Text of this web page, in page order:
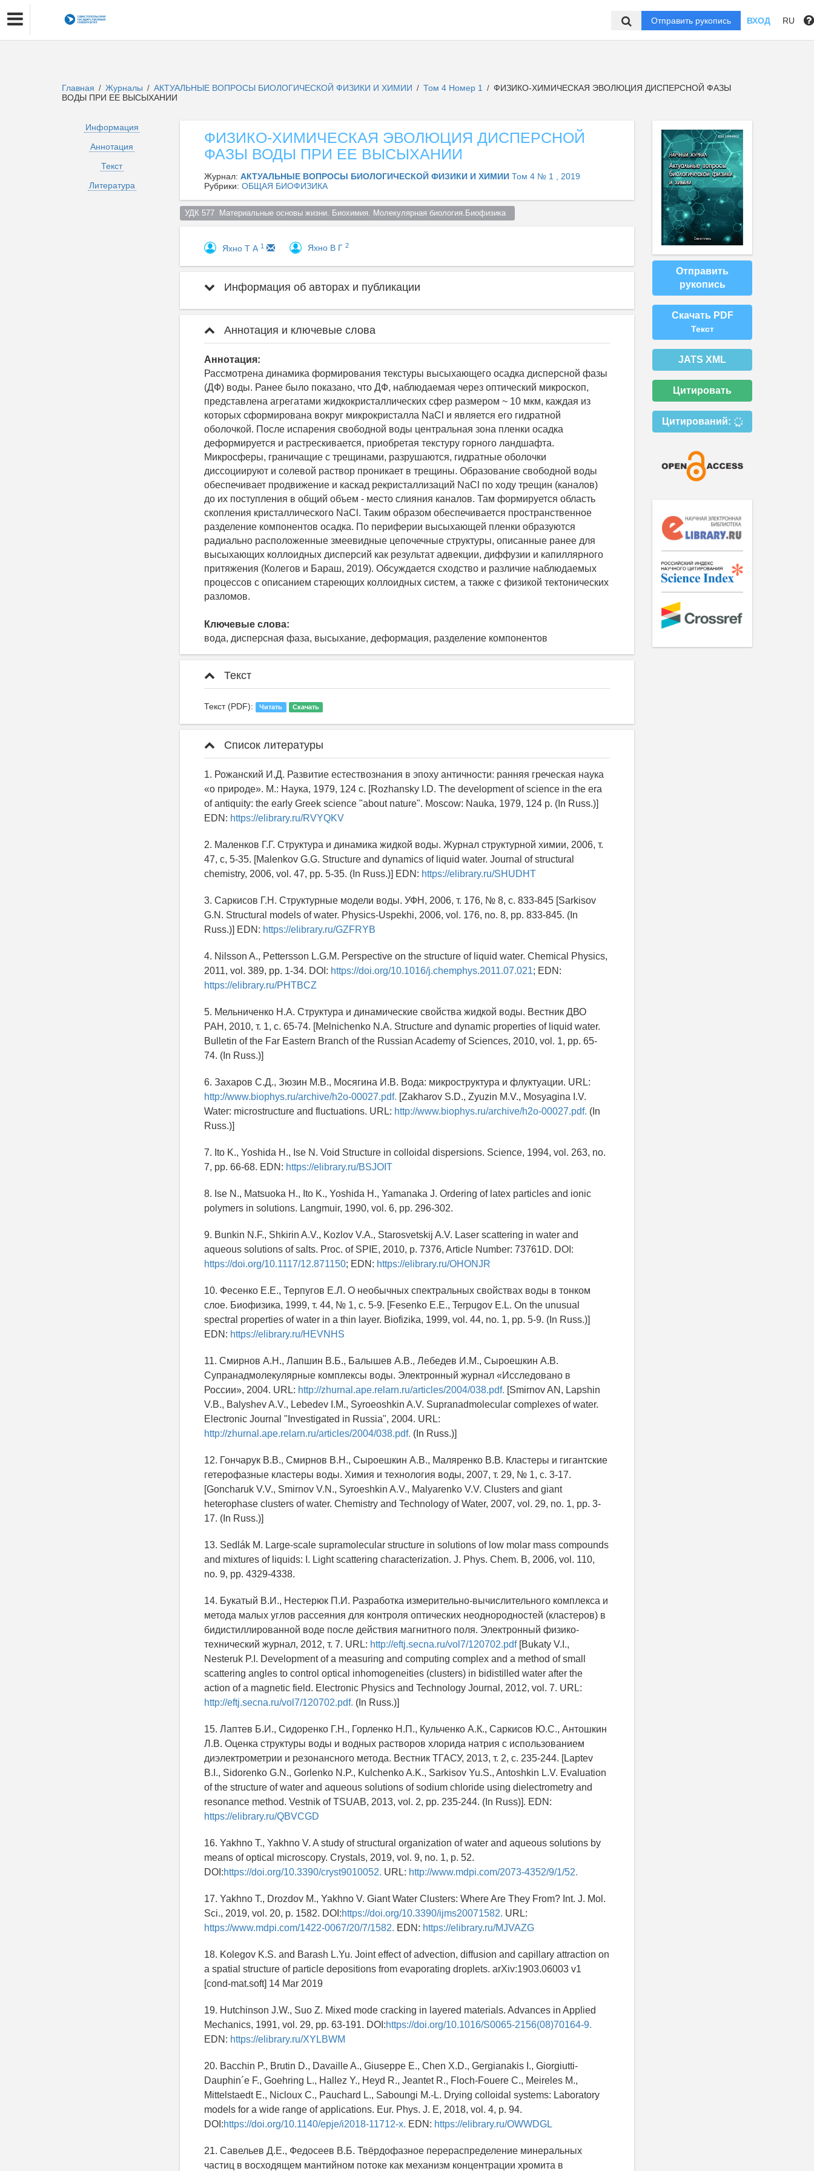
Отправить рукопись ВХОД RU
Главная / Журналы / АКТУАЛЬНЫЕ ВОПРОСЫ БИОЛОГИЧЕСКОЙ ФИЗИКИ И ХИМИИ / Том 4 Номер 1 / ФИЗИКО-ХИМИЧЕСКАЯ ЭВОЛЮЦИЯ ДИСПЕРСНОЙ ФАЗЫ
ВОДЫ ПРИ ЕЕ ВЫСЫХАНИИ
Информация
Аннотация
Текст
Литература
ФИЗИКО-ХИМИЧЕСКАЯ ЭВОЛЮЦИЯ ДИСПЕРСНОЙ
ФАЗЫ ВОДЫ ПРИ ЕЕ ВЫСЫХАНИИ
Журнал: АКТУАЛЬНЫЕ ВОПРОСЫ БИОЛОГИЧЕСКОЙ ФИЗИКИ И ХИМИИ Том 4 № 1 , 2019
Рубрики: ОБЩАЯ БИОФИЗИКА
УДК 577  Материальные основы жизни. Биохимия. Молекулярная биология.Биофизика
Яхно Т А 1 Яхно В Г 2
Информация об авторах и публикации
Аннотация и ключевые слова
Аннотация:
Рассмотрена динамика формирования текстуры высыхающего осадка дисперсной фазы
(ДФ) воды. Ранее было показано, что ДФ, наблюдаемая через оптический микроскоп,
представлена агрегатами жидкокристаллических сфер размером ~ 10 мкм, каждая из
которых сформирована вокруг микрокристалла NaCl и является его гидратной
оболочкой. После испарения свободной воды центральная зона пленки осадка
деформируется и растрескивается, приобретая текстуру горного ландшафта.
Микросферы, граничащие с трещинами, разрушаются, гидратные оболочки
диссоциируют и солевой раствор проникает в трещины. Образование свободной воды
обеспечивает продвижение и каскад рекристаллизаций NaCl по ходу трещин (каналов)
до их поступления в общий объем - место слияния каналов. Там формируется область
скопления кристаллического NaCl. Таким образом обеспечивается пространственное
разделение компонентов осадка. По периферии высыхающей пленки образуются
радиально расположенные змеевидные цепочечные структуры, описанные ранее для
высыхающих коллоидных дисперсий как результат адвекции, диффузии и капиллярного
притяжения (Колегов и Бараш, 2019). Обсуждается сходство и различие наблюдаемых
процессов с описанием стареющих коллоидных систем, а также с физикой тектонических
разломов.
Ключевые слова:
вода, дисперсная фаза, высыхание, деформация, разделение компонентов
Текст
Текст (PDF): Читать Скачать
Список литературы
1. Рожанский И.Д. Развитие естествознания в эпоху античности: ранняя греческая наука
«о природе». М.: Наука, 1979, 124 с. [Rozhansky I.D. The development of science in the era
of antiquity: the early Greek science "about nature". Moscow: Nauka, 1979, 124 p. (In Russ.)]
EDN: https://elibrary.ru/RVYQKV
2. Маленков Г.Г. Структура и динамика жидкой воды. Журнал структурной химии, 2006, т.
47, с, 5-35. [Malenkov G.G. Structure and dynamics of liquid water. Journal of structural
chemistry, 2006, vol. 47, pp. 5-35. (In Russ.)] EDN: https://elibrary.ru/SHUDHT
3. Саркисов Г.Н. Структурные модели воды. УФН, 2006, т. 176, № 8, с. 833-845 [Sarkisov
G.N. Structural models of water. Physics-Uspekhi, 2006, vol. 176, no. 8, pp. 833-845. (In
Russ.)] EDN: https://elibrary.ru/GZFRYB
4. Nilsson A., Pettersson L.G.M. Perspective on the structure of liquid water. Chemical Physics,
2011, vol. 389, pp. 1-34. DOI: https://doi.org/10.1016/j.chemphys.2011.07.021; EDN:
https://elibrary.ru/PHTBCZ
5. Мельниченко Н.А. Структура и динамические свойства жидкой воды. Вестник ДВО
РАН, 2010, т. 1, с. 65-74. [Melnichenko N.A. Structure and dynamic properties of liquid water.
Bulletin of the Far Eastern Branch of the Russian Academy of Sciences, 2010, vol. 1, pp. 65-
74. (In Russ.)]
6. Захаров С.Д., Зюзин М.В., Мосягина И.В. Вода: микроструктура и флуктуации. URL:
http://www.biophys.ru/archive/h2o-00027.pdf. [Zakharov S.D., Zyuzin M.V., Mosyagina I.V.
Water: microstructure and fluctuations. URL: http://www.biophys.ru/archive/h2o-00027.pdf. (In
Russ.)]
7. Ito K., Yoshida H., Ise N. Void Structure in colloidal dispersions. Science, 1994, vol. 263, no.
7, pp. 66-68. EDN: https://elibrary.ru/BSJOIT
8. Ise N., Matsuoka H., Ito K., Yoshida H., Yamanaka J. Ordering of latex particles and ionic
polymers in solutions. Langmuir, 1990, vol. 6, pp. 296-302.
9. Bunkin N.F., Shkirin A.V., Kozlov V.A., Starosvetskij A.V. Laser scattering in water and
aqueous solutions of salts. Proc. of SPIE, 2010, p. 7376, Article Number: 73761D. DOI:
https://doi.org/10.1117/12.871150; EDN: https://elibrary.ru/OHONJR
10. Фесенко Е.Е., Терпугов Е.Л. О необычных спектральных свойствах воды в тонком
слое. Биофизика, 1999, т. 44, № 1, с. 5-9. [Fesenko E.E., Terpugov E.L. On the unusual
spectral properties of water in a thin layer. Biofizika, 1999, vol. 44, no. 1, pp. 5-9. (In Russ.)]
EDN: https://elibrary.ru/HEVNHS
11. Смирнов А.Н., Лапшин В.Б., Балышев А.В., Лебедев И.М., Сыроешкин А.В.
Супранадмолекулярные комплексы воды. Электронный журнал «Исследовано в
России», 2004. URL: http://zhurnal.ape.relarn.ru/articles/2004/038.pdf. [Smirnov AN, Lapshin
V.B., Balyshev A.V., Lebedev I.M., Syroeoshkin A.V. Supranadmolecular complexes of water.
Electronic Journal "Investigated in Russia", 2004. URL:
http://zhurnal.ape.relarn.ru/articles/2004/038.pdf. (In Russ.)]
12. Гончарук В.В., Смирнов В.Н., Сыроешкин А.В., Маляренко В.В. Кластеры и гигантские
гетерофазные кластеры воды. Химия и технология воды, 2007, т. 29, № 1, с. 3-17.
[Goncharuk V.V., Smirnov V.N., Syroeshkin A.V., Malyarenko V.V. Clusters and giant
heterophase clusters of water. Chemistry and Technology of Water, 2007, vol. 29, no. 1, pp. 3-
17. (In Russ.)]
13. Sedlák M. Large-scale supramolecular structure in solutions of low molar mass compounds
and mixtures of liquids: I. Light scattering characterization. J. Phys. Chem. B, 2006, vol. 110,
no. 9, pp. 4329-4338.
14. Букатый В.И., Нестерюк П.И. Разработка измерительно-вычислительного комплекса и
метода малых углов рассеяния для контроля оптических неоднородностей (кластеров) в
бидистиллированной воде после действия магнитного поля. Электронный физико-
технический журнал, 2012, т. 7. URL: http://eftj.secna.ru/vol7/120702.pdf[Bukaty V.I.,
Nesteruk P.I. Development of a measuring and computing complex and a method of small
scattering angles to control optical inhomogeneities (clusters) in bidistilled water after the
action of a magnetic field. Electronic Physics and Technology Journal, 2012, vol. 7. URL:
http://eftj.secna.ru/vol7/120702.pdf. (In Russ.)]
15. Лаптев Б.И., Сидоренко Г.Н., Горленко Н.П., Кульченко А.К., Саркисов Ю.С., Антошкин
Л.В. Оценка структуры воды и водных растворов хлорида натрия с использованием
диэлектрометрии и резонансного метода. Вестник ТГАСУ, 2013, т. 2, с. 235-244. [Laptev
B.I., Sidorenko G.N., Gorlenko N.P., Kulchenko A.K., Sarkisov Yu.S., Antoshkin L.V. Evaluation
of the structure of water and aqueous solutions of sodium chloride using dielectrometry and
resonance method. Vestnik of TSUAB, 2013, vol. 2, pp. 235-244. (In Russ)]. EDN:
https://elibrary.ru/QBVCGD
16. Yakhno T., Yakhno V. A study of structural organization of water and aqueous solutions by
means of optical microscopy. Crystals, 2019, vol. 9, no. 1, p. 52.
DOI:https://doi.org/10.3390/cryst9010052. URL: http://www.mdpi.com/2073-4352/9/1/52.
17. Yakhno T., Drozdov M., Yakhno V. Giant Water Clusters: Where Are They From? Int. J. Mol.
Sci., 2019, vol. 20, p. 1582. DOI:https://doi.org/10.3390/ijms20071582. URL:
https://www.mdpi.com/1422-0067/20/7/1582. EDN: https://elibrary.ru/MJVAZG
18. Kolegov K.S. and Barash L.Yu. Joint effect of advection, diffusion and capillary attraction on
a spatial structure of particle depositions from evaporating droplets. arXiv:1903.06003 v1
[cond-mat.soft] 14 Mar 2019
19. Hutchinson J.W., Suo Z. Mixed mode cracking in layered materials. Advances in Applied
Mechanics, 1991, vol. 29, pp. 63-191. DOI:https://doi.org/10.1016/S0065-2156(08)70164-9.
EDN: https://elibrary.ru/XYLBWM
20. Bacchin P., Brutin D., Davaille A., Giuseppe E., Chen X.D., Gergianakis I., Giorgiutti-
Dauphin´e F., Goehring L., Hallez Y., Heyd R., Jeantet R., Floch-Fouere C., Meireles M.,
Mittelstaedt E., Nicloux C., Pauchard L., Saboungi M.-L. Drying colloidal systems: Laboratory
models for a wide range of applications. Eur. Phys. J. E, 2018, vol. 4, p. 94.
DOI:https://doi.org/10.1140/epje/i2018-11712-x. EDN: https://elibrary.ru/OWWDGL
21. Савельев Д.Е., Федосеев В.Б. Твёрдофазное перераспределение минеральных
частиц в восходящем мантийном потоке как механизм концентрации хромита в
Отправить
рукопись
Скачать PDF
Текст
JATS XML
Цитировать
Цитирований: